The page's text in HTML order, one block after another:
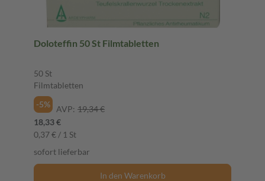
Doloteffin 50 St Filmtabletten
50 St
Filmtabletten
-5%
AVP: 19,34 €
18,33 €
0,37 € / 1 St
sofort lieferbar
In den Warenkorb